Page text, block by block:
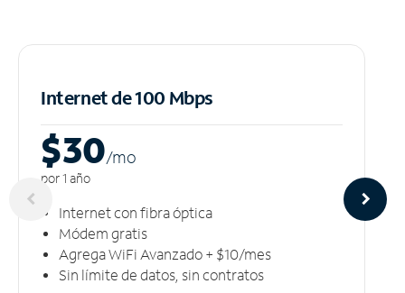
Internet de 100 Mbps
$30/mo
por 1 año
Internet con fibra óptica
Módem gratis
Agrega WiFi Avanzado + $10/mes
Sin límite de datos, sin contratos